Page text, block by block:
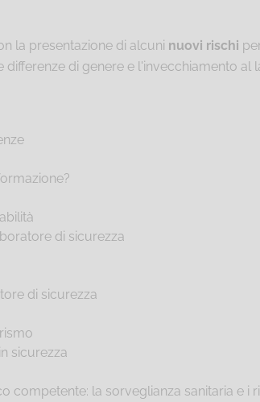
la presentazione di alcuni nuovi rischi
differenze di genere e l'invecchiamento al
di sicurezza
di sicurezza
sicurezza
competente: la sorveglianza sanitaria e i